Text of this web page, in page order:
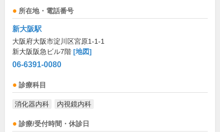
所在地・電話番号
新大阪駅
大阪府大阪市淀川区宮原1-1-1
新大阪阪急ビル7階 [地図]
06-6391-0080
診療科目
消化器内科 内視鏡内科
診療/受付時間・休診日